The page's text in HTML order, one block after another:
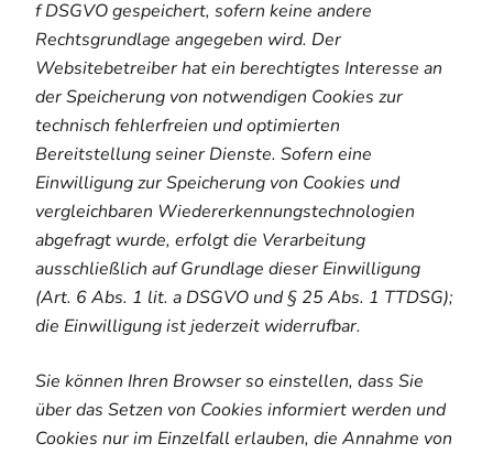
f DSGVO gespeichert, sofern keine andere
Rechtsgrundlage angegeben wird. Der
Websitebetreiber hat ein berechtigtes Interesse an
der Speicherung von notwendigen Cookies zur
technisch fehlerfreien und optimierten
Bereitstellung seiner Dienste. Sofern eine
Einwilligung zur Speicherung von Cookies und
vergleichbaren Wiedererkennungstechnologien
abgefragt wurde, erfolgt die Verarbeitung
ausschließlich auf Grundlage dieser Einwilligung
(Art. 6 Abs. 1 lit. a DSGVO und § 25 Abs. 1 TTDSG);
die Einwilligung ist jederzeit widerrufbar.
Sie können Ihren Browser so einstellen, dass Sie
über das Setzen von Cookies informiert werden und
Cookies nur im Einzelfall erlauben, die Annahme von